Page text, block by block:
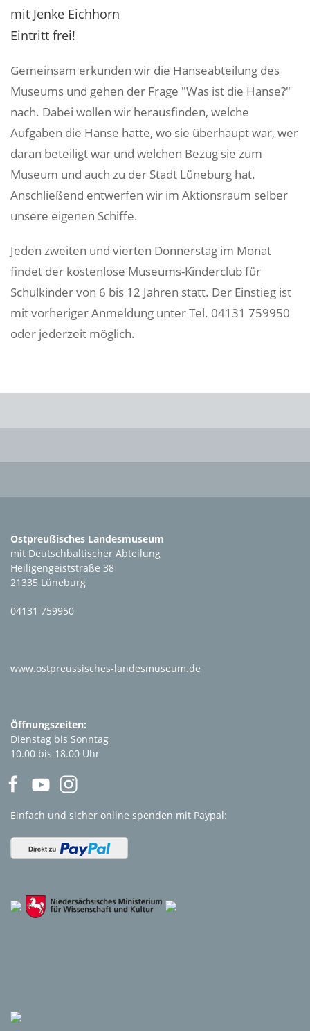
mit Jenke Eichhorn
Eintritt frei!
Gemeinsam erkunden wir die Hanseabteilung des
Museums und gehen der Frage "Was ist die Hanse?"
nach. Dabei wollen wir herausfinden, welche
Aufgaben die Hanse hatte, wo sie überhaupt war, wer
daran beteiligt war und welchen Bezug sie zum
Museum und auch zu der Stadt Lüneburg hat.
Anschließend entwerfen wir im Aktionsraum selber
unsere eigenen Schiffe.
Jeden zweiten und vierten Donnerstag im Monat
findet der kostenlose Museums-Kinderclub für
Schulkinder von 6 bis 12 Jahren statt. Der Einstieg ist
mit vorheriger Anmeldung unter Tel. 04131 759950
oder jederzeit möglich.
Ostpreußisches Landesmuseum
mit Deutschbaltischer Abteilung
Heiligengeiststraße 38
21335 Lüneburg
04131 759950
www.ostpreussisches-landesmuseum.de
Öffnungszeiten:
Dienstag bis Sonntag
10.00 bis 18.00 Uhr
Einfach und sicher online spenden mit Paypal: